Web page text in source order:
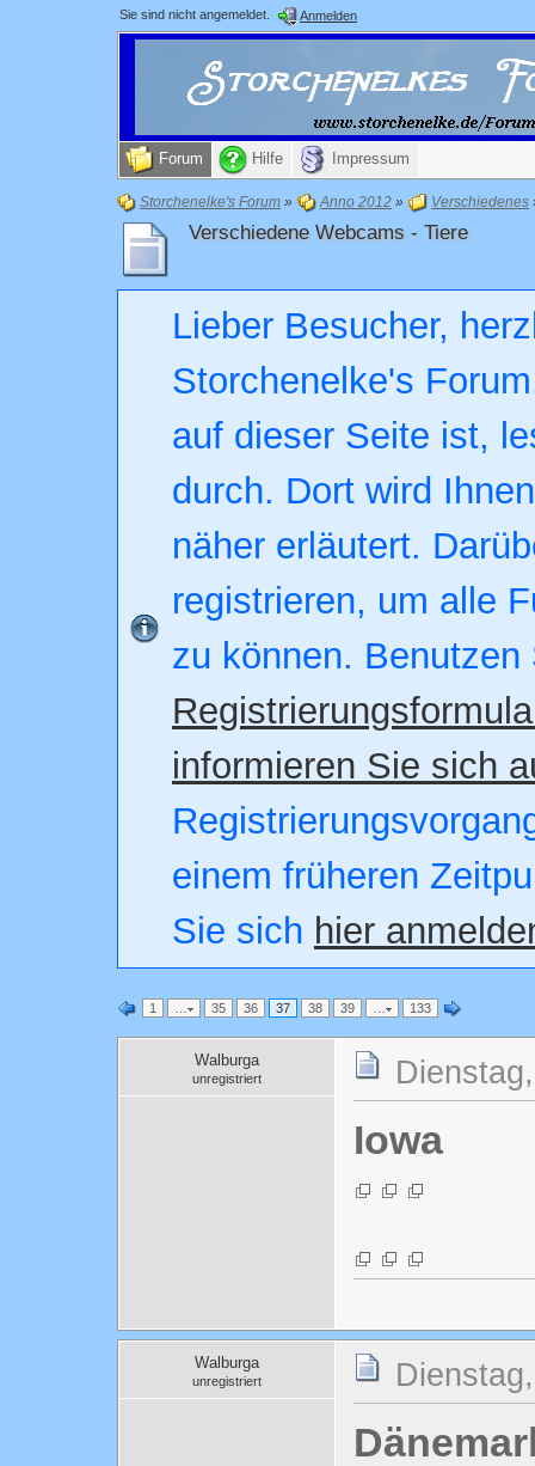
Sie sind nicht angemeldet. Anmelden
Forum Hilfe Impressum
Storchenelke's Forum » Anno 2012 » Verschiedenes
Verschiedene Webcams - Tiere
Lieber Besucher,
Storchenelke's
auf dieser Seite ist,
durch. Dort wird
näher erläutert.
registrieren, um alle
zu können. Benutzen
informieren Sie sich
einem früheren
Sie sich hier
1 … 35 36 37 38 39 … 133
Walburga
unregistriert
Iowa
Walburga
unregistriert